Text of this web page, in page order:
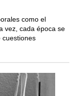
como el
vez, cada época se
cuestiones